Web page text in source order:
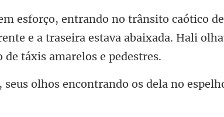
de
e a traseira estava abaixada. H
seus olhos encontrando o